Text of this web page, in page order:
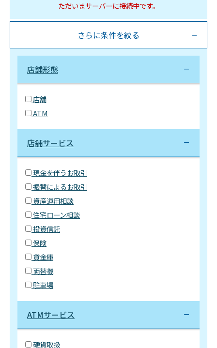
ただいまサーバーに接続中です。
さらに条件を絞る
店舗形態
店舗
ATM
店舗サービス
現金を伴うお取引
振替によるお取引
資産運用相談
住宅ローン相談
投資信託
保険
貸金庫
両替機
駐車場
ATMサービス
硬貨取扱